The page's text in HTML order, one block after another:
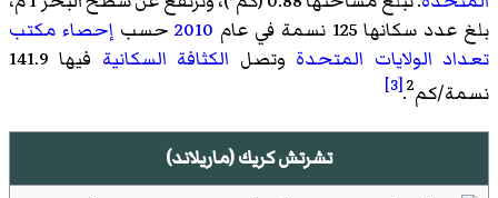
بلغ عدد سكانها 125 نسمة في عام
2010حسبإحصاء مكتب
تعداد الولايات المتحدة وتصل الكثافة السكانية
فيها 141.9
نسمة/كم2
.
[3]
تشرتش كريك (ماريلاند)